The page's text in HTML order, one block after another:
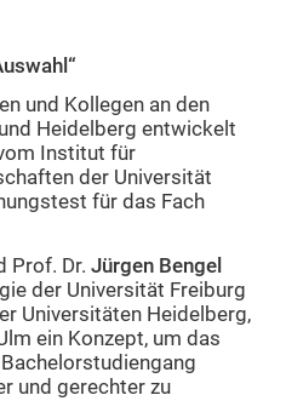
und Kollegen an den
Heidelberg entwickelt
Institut für
der Universität
für das Fach
Prof. Dr. Jürgen Bengel
der Universität Freiburg
Universitäten Heidelberg,
ein Konzept, um das
und gerechter zu